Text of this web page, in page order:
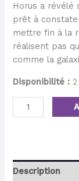
Horus a révélé
prêt à
mettre fin à la
réalisent pas
comme la
Disponibilité :
Description